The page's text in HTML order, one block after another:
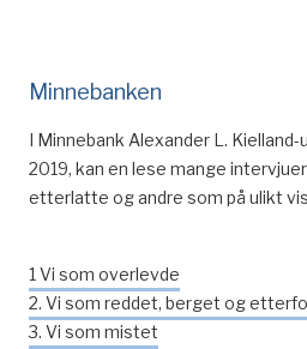
Minnebanken
I Minnebank Alexander L. Kielland-
2019, kan en lese mange
etterlatte og andre som på ulikt
1 Vi som overlevde
2. Vi som reddet, berget og
3. Vi som mistet